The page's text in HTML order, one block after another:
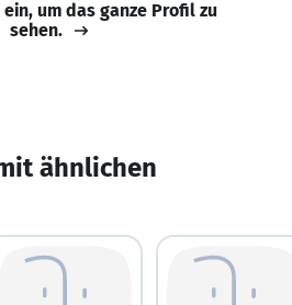
um das ganze Profil zu
sehen.
ähnlichen